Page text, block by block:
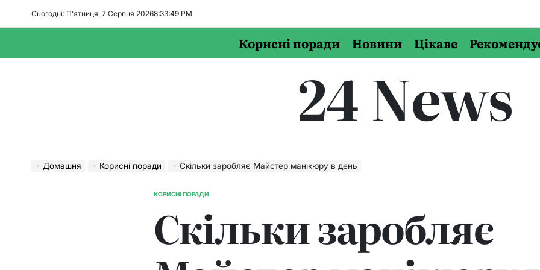
Сьогодні: П’ятниця, 7 Серпня 20268:33:50 PM
Корисні поради Новини Цікаве
24 News
Домашня Корисні поради Скільки заробляє Майстер манікюру в день
ОПУБЛІКУВАТИ
КОРИСНІ ПОРАДИ
Скільки заробляє